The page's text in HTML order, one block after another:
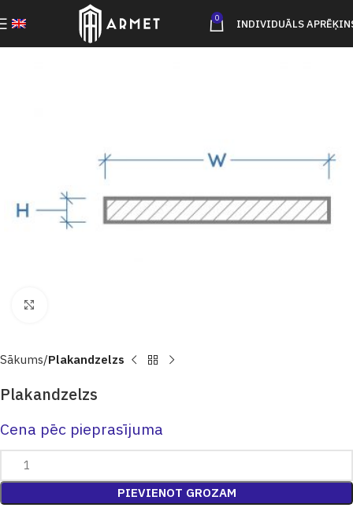
0 INDIVIDUĀLS
Sākums Plakandzelzs
Plakandzelzs
Cena pēc pieprasījuma
PIEVIENOT GROZAM